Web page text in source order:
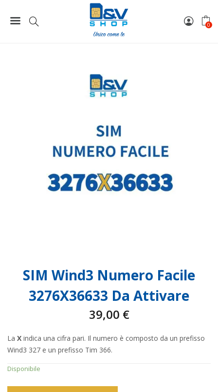
0
SIM Wind3 Numero Facile 3276X36633 Da Attivare
SIM Wind3 Numero Facile
3276X36633 Da Attivare
39,00 €
La X indica una cifra pari. Il numero è composto da un prefisso
Wind3 327 e un prefisso Tim 366.
Disponibile